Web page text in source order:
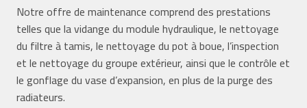
Notre offre de maintenance comprend des prestations
telles que la vidange du module hydraulique, le nettoyage
du filtre à tamis, le nettoyage du pot à boue, l’inspection
et le nettoyage du groupe extérieur, ainsi que le contrôle et
le gonflage du vase d’expansion, en plus de la purge des
radiateurs.